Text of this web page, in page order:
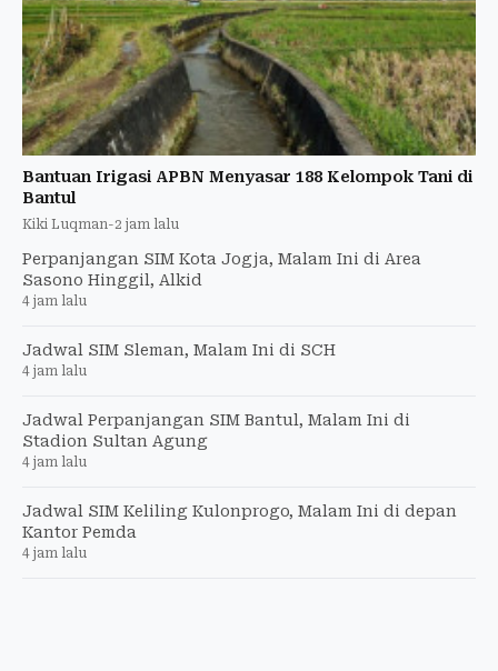
Bantuan Irigasi APBN Menyasar 188 Kelompok Tani di
Bantul
Kiki Luqman-2 jam lalu
Perpanjangan SIM Kota Jogja, Malam Ini di Area
Sasono Hinggil, Alkid
4 jam lalu
Jadwal SIM Sleman, Malam Ini di SCH
4 jam lalu
Jadwal Perpanjangan SIM Bantul, Malam Ini di
Stadion Sultan Agung
4 jam lalu
Jadwal SIM Keliling Kulonprogo, Malam Ini di depan
Kantor Pemda
4 jam lalu